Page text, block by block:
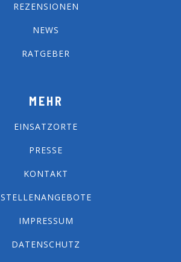
REZENSIONEN
NEWS
RATGEBER
MEHR
EINSATZORTE
PRESSE
KONTAKT
STELLENANGEBOTE
IMPRESSUM
DATENSCHUTZ